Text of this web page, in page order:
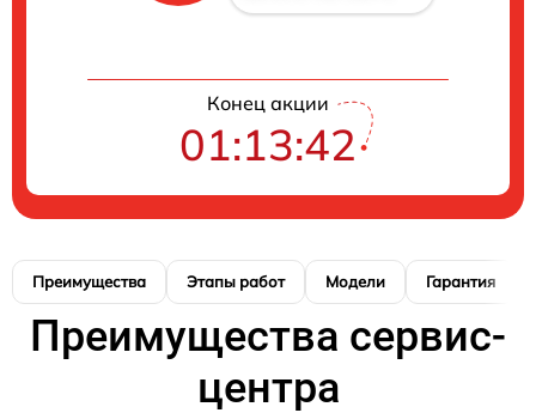
Конец акции
01:13:41
Преимущества Этапы работ Модели Гарантия
Преимущества сервис-
центра